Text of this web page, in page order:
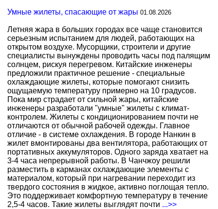
Умные жилеты, спасающие от жары 01.08.2026
Летняя жара в больших городах все чаще становится
серьезным испытанием для людей, работающих на
открытом воздухе. Мусорщики, строители и другие
специалисты вынуждены проводить часы под палящим
солнцем, рискуя перегревом. Китайские инженеры
предложили практичное решение - специальные
охлаждающие жилеты, которые помогают снизить
ощущаемую температуру примерно на 10 градусов.
Пока мир страдает от сильной жары, китайские
инженеры разработали "умные" жилеты с климат-
контролем. Жилеты с кондиционированием почти не
отличаются от обычной рабочей одежды. Главное
отличие - в системе охлаждения. В городе Нанкин в
жилет вмонтированы два вентилятора, работающих от
портативных аккумуляторов. Одного заряда хватает на
3-4 часа непрерывной работы. В Чанчжоу решили
разместить в карманах охлаждающие элементы с
материалом, который при нагревании переходит из
твердого состояния в жидкое, активно поглощая тепло.
Это поддерживает комфортную температуру в течение
2,5-4 часов. Такие жилеты выглядят почти ...>>